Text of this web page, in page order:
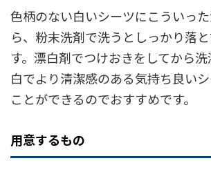
色柄のない白いシーツにこういっ
ら、粉末洗剤で洗うとしっかり落
す。漂白剤でつけおきをしてから
白でより清潔感のある気持ち良い
ことができるのでおすすめです。
用意するもの